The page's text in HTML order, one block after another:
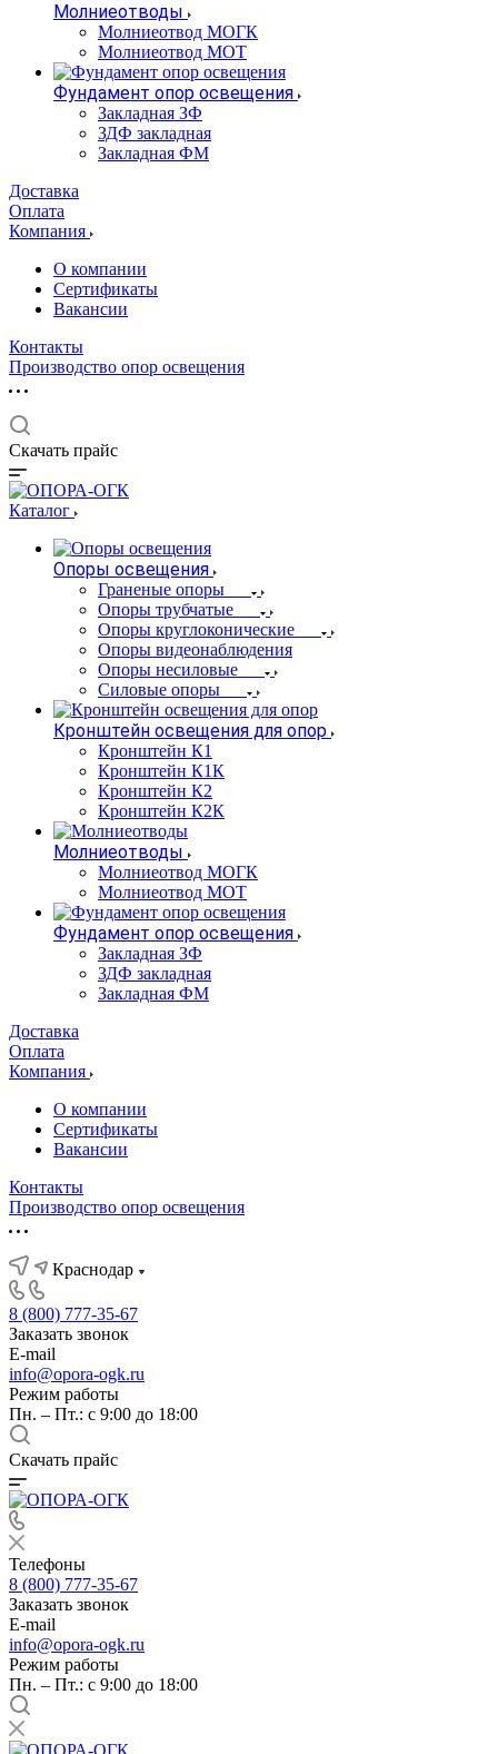
Молниеотводы
Молниеотвод МОГК
Молниеотвод МОТ
Фундамент опор освещения
Закладная ЗФ
ЗДФ закладная
Закладная ФМ
Доставка
Оплата
Компания
О компании
Сертификаты
Вакансии
Контакты
Производство опор освещения
Скачать прайс
Каталог
Опоры освещения
Граненые опоры
Опоры трубчатые
Опоры круглоконические
Опоры видеонаблюдения
Опоры несиловые
Силовые опоры
Кронштейн освещения для опор
Кронштейн К1
Кронштейн К1К
Кронштейн К2
Кронштейн К2К
Молниеотводы
Молниеотвод МОГК
Молниеотвод МОТ
Фундамент опор освещения
Закладная ЗФ
ЗДФ закладная
Закладная ФМ
Доставка
Оплата
Компания
О компании
Сертификаты
Вакансии
Контакты
Производство опор освещения
Краснодар
8 (800) 777-35-67
Заказать звонок
E-mail
info@opora-ogk.ru
Режим работы
Пн. – Пт.: с 9:00 до 18:00
Скачать прайс
Телефоны
8 (800) 777-35-67
Заказать звонок
E-mail
info@opora-ogk.ru
Режим работы
Пн. – Пт.: с 9:00 до 18:00